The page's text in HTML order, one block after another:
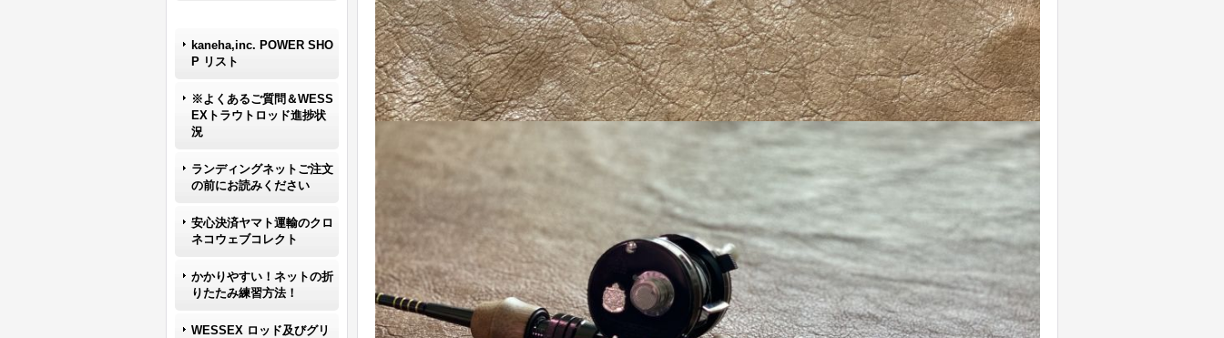
kaneha,inc. POWER SHO
P リスト
※よくあるご質問＆WESS
EXトラウトロッド進捗状
況
ランディングネットご注文
の前にお読みください
安心決済ヤマト運輸のクロ
ネコウェブコレクト
かかりやすい！ネットの折
りたたみ練習方法！
WESSEX ロッド及びグリ